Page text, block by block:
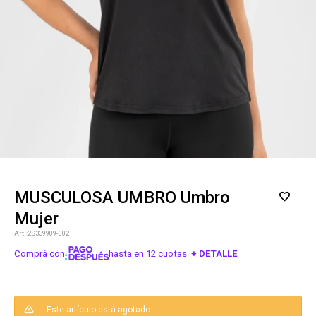
MUSCULOSA UMBRO Umbro
Mujer
2S339909-002
Comprá con hasta en 12 cuotas + DETALLE
Este artículo está agotado.